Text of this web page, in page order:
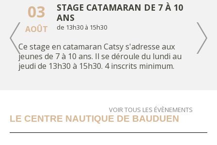
ECOLE DE SPORT
2025/2026
03
AOÛT
STAGE CATAMARAN DE 7 À 10
ANS
de 13h30 à 15h30
Ce stage en catamaran Catsy s'adresse aux
jeunes de 7 à 10 ans. Il se déroule du lundi au
jeudi de 13h30 à 15h30. 4 inscrits minimum.
Ce stage s'adresse aux jeunes de 11 à 17 ans et
aux adultes Il se déroule du lundi au mercredi de
VOIR TOUS LES ÉVÈNEMENTS
LE CENTRE NAUTIQUE DE BAUDUEN